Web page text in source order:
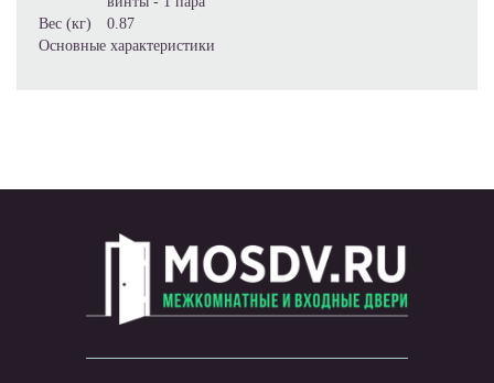
Вес (кг)
0.87
Основные характеристики